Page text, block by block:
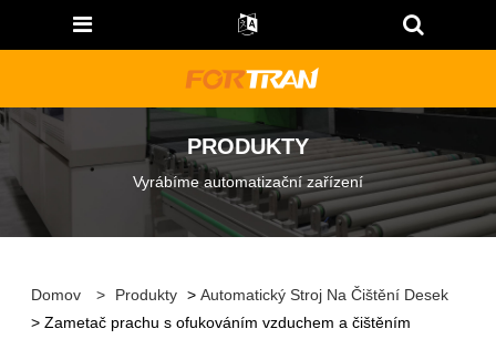
PRODUKTY
Vyrábíme automatizační zařízení
Domov > Produkty >Automatický Stroj Na Čištění Desek
> Zametač prachu s ofukováním vzduchem a čištěním